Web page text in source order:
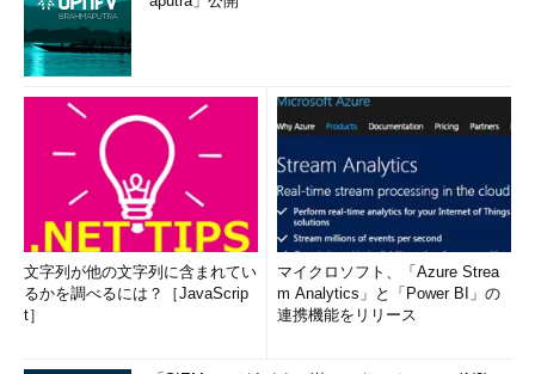
文字列が他の文字列に含まれてい
るかを調べるには？［JavaScrip
t］
マイクロソフト、「Azure Strea
m Analytics」と「Power BI」の
連携機能をリリース